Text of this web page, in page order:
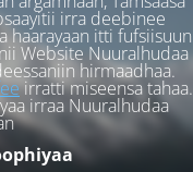
irra deebinee
haarayaan itti fufsiisuun
Website Nuuralhudaa
hirmaadhaa.
irratti miseensa tahaa.
irraa Nuuralhudaa